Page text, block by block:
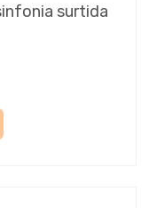
surtida